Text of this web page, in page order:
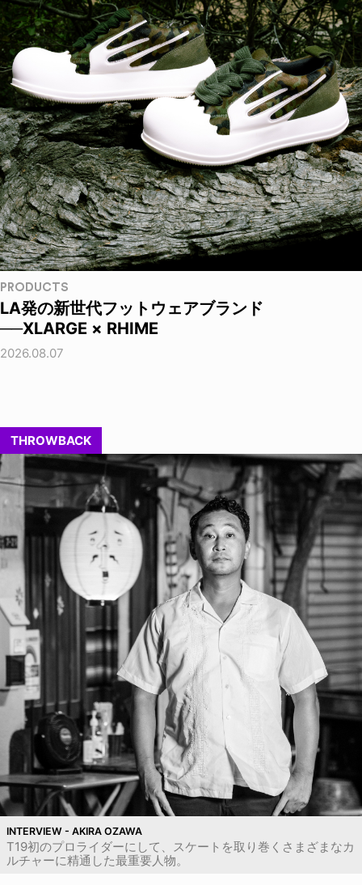
PRODUCTS
LA発の新世代フットウェアブランド
──XLARGE × RHIME
2026.08.07
THROWBACK
INTERVIEW - AKIRA OZAWA
T19初のプロライダーにして、スケートを取り巻くさまざまなカ
ルチャーに精通した最重要人物。